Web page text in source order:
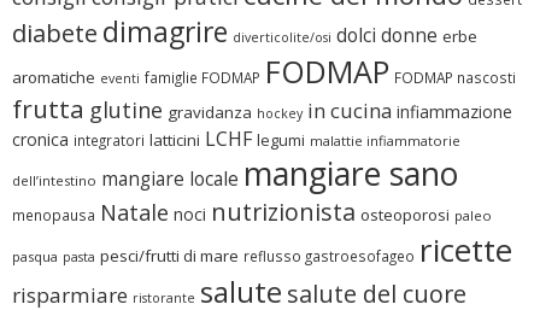
diabete dimagrire diverticolite/osi dolci donne erbe
aromatiche eventi famiglie FODMAP FODMAP FODMAP nascosti
frutta glutine gravidanza hockey in cucina infiammazione
cronica integratori latticini LCHF legumi malattie infiammatorie
dell’intestino mangiare locale mangiare sano
menopausa Natale noci nutrizionista osteoporosi paleo
pasqua pasta pesci/frutti di mare reflusso gastroesofageo ricette
risparmiare ristorante salute salute del cuore